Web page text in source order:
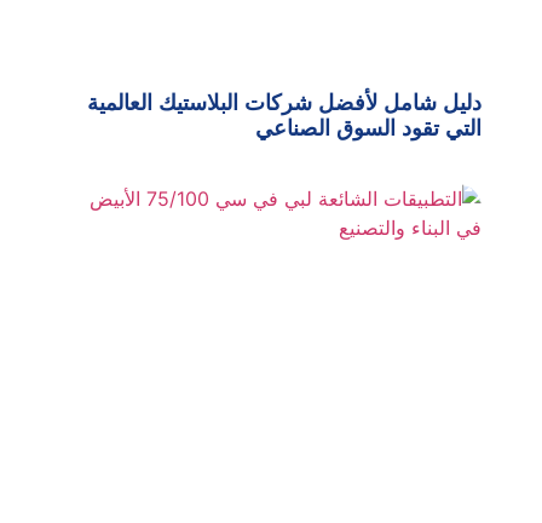
دليل شامل لأفضل شركات البلاستيك العالمية
التي تقود السوق الصناعي